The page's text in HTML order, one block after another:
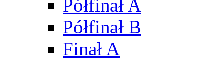
Półfinał A
Półfinał B
Finał A